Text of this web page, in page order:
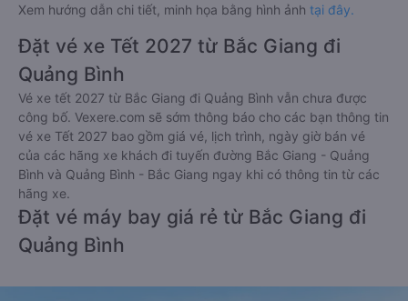
Xem hướng dẫn chi tiết, minh họa bằng hình ảnh tại đây.
Đặt vé xe Tết 2027 từ Bắc Giang đi
Quảng Bình
Vé xe tết 2027 từ Bắc Giang đi Quảng Bình vẫn chưa được
công bố. Vexere.com sẽ sớm thông báo cho các bạn thông tin
vé xe Tết 2027 bao gồm giá vé, lịch trình, ngày giờ bán vé
của các hãng xe khách đi tuyến đường Bắc Giang - Quảng
Bình và Quảng Bình - Bắc Giang ngay khi có thông tin từ các
hãng xe.
Đặt vé máy bay giá rẻ từ Bắc Giang đi
Quảng Bình